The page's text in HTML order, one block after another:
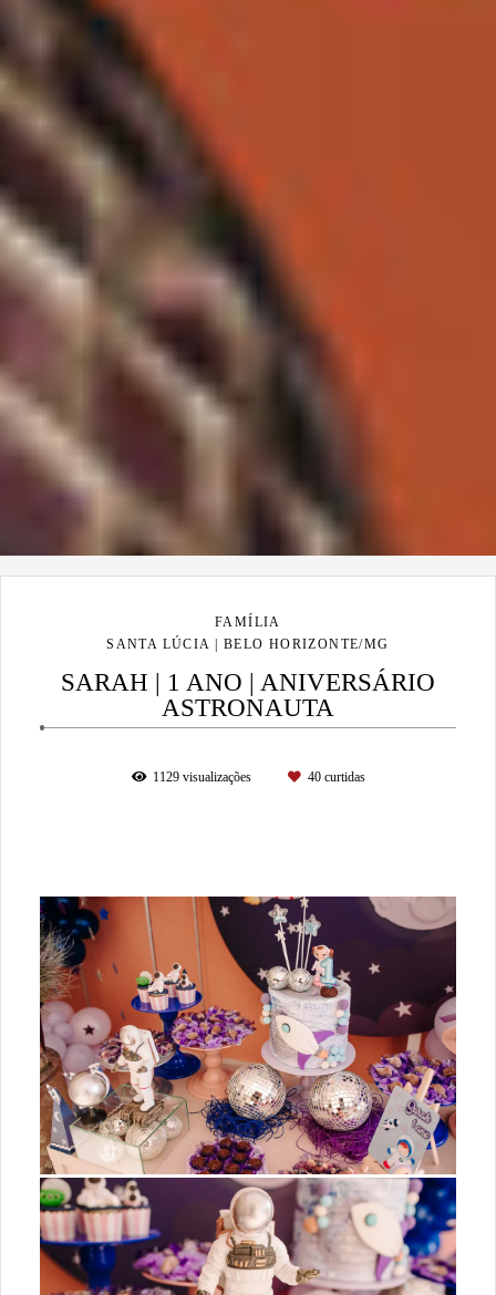
FAMÍLIA
SANTA LÚCIA | BELO HORIZONTE/MG
SARAH | 1 ANO | ANIVERSÁRIO
ASTRONAUTA
1129visualizações 40curtidas